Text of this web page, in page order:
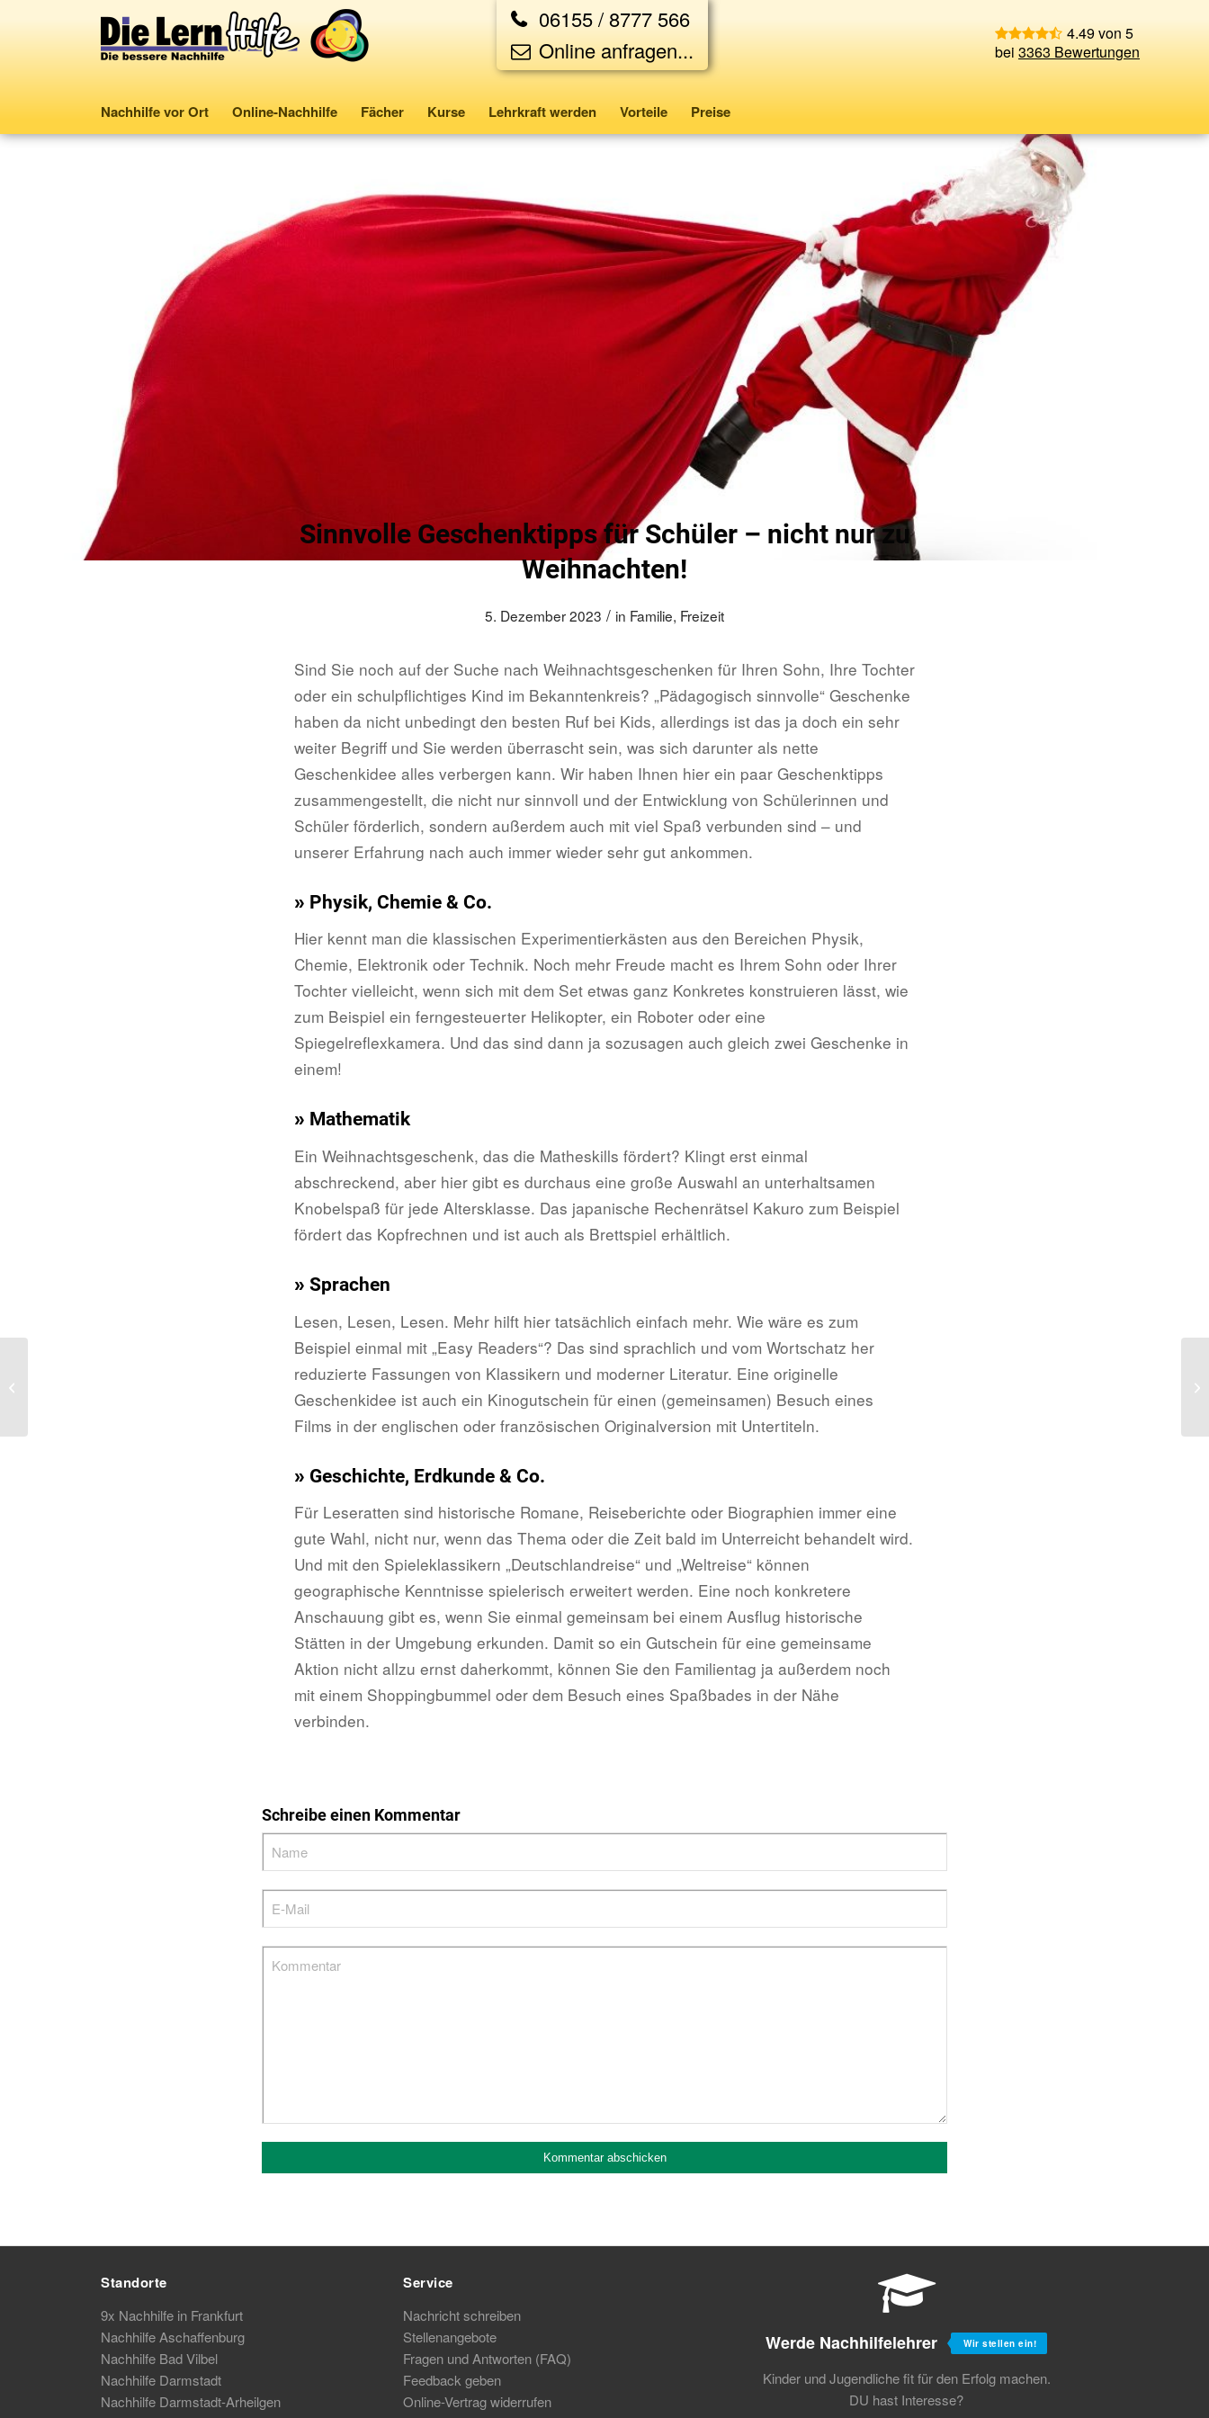
Nachhilfe vor Ort Online-Nachhilfe Fächer Kurse Lehrkraft werden Vorteile Preise
4.49 von 5
bei 3363 Bewertungen
06155 / 8777 566
Online anfragen...
Sinnvolle Geschenktipps für Schüler – nicht nur zu
Weihnachten!
5. Dezember 2023 / in Familie, Freizeit
Sind Sie noch auf der Suche nach Weihnachtsgeschenken für Ihren Sohn, Ihre Tochter
oder ein schulpflichtiges Kind im Bekanntenkreis? „Pädagogisch sinnvolle“ Geschenke
haben da nicht unbedingt den besten Ruf bei Kids, allerdings ist das ja doch ein sehr
weiter Begriff und Sie werden überrascht sein, was sich darunter als nette
Geschenkidee alles verbergen kann. Wir haben Ihnen hier ein paar Geschenktipps
zusammengestellt, die nicht nur sinnvoll und der Entwicklung von Schülerinnen und
Schüler förderlich, sondern außerdem auch mit viel Spaß verbunden sind – und
unserer Erfahrung nach auch immer wieder sehr gut ankommen.
» Physik, Chemie & Co.
Hier kennt man die klassischen Experimentierkästen aus den Bereichen Physik,
Chemie, Elektronik oder Technik. Noch mehr Freude macht es Ihrem Sohn oder Ihrer
Tochter vielleicht, wenn sich mit dem Set etwas ganz Konkretes konstruieren lässt, wie
zum Beispiel ein ferngesteuerter Helikopter, ein Roboter oder eine
Spiegelreflexkamera. Und das sind dann ja sozusagen auch gleich zwei Geschenke in
einem!
» Mathematik
Ein Weihnachtsgeschenk, das die Matheskills fördert? Klingt erst einmal
abschreckend, aber hier gibt es durchaus eine große Auswahl an unterhaltsamen
Knobelspaß für jede Altersklasse. Das japanische Rechenrätsel Kakuro zum Beispiel
fördert das Kopfrechnen und ist auch als Brettspiel erhältlich.
» Sprachen
Lesen, Lesen, Lesen. Mehr hilft hier tatsächlich einfach mehr. Wie wäre es zum
Beispiel einmal mit „Easy Readers“? Das sind sprachlich und vom Wortschatz her
reduzierte Fassungen von Klassikern und moderner Literatur. Eine originelle
Geschenkidee ist auch ein Kinogutschein für einen (gemeinsamen) Besuch eines
Films in der englischen oder französischen Originalversion mit Untertiteln.
» Geschichte, Erdkunde & Co.
Für Leseratten sind historische Romane, Reiseberichte oder Biographien immer eine
gute Wahl, nicht nur, wenn das Thema oder die Zeit bald im Unterreicht behandelt wird.
Und mit den Spieleklassikern „Deutschlandreise“ und „Weltreise“ können
geographische Kenntnisse spielerisch erweitert werden. Eine noch konkretere
Anschauung gibt es, wenn Sie einmal gemeinsam bei einem Ausflug historische
Stätten in der Umgebung erkunden. Damit so ein Gutschein für eine gemeinsame
Aktion nicht allzu ernst daherkommt, können Sie den Familientag ja außerdem noch
mit einem Shoppingbummel oder dem Besuch eines Spaßbades in der Nähe
verbinden.
Schreibe einen Kommentar
Standorte
9x Nachhilfe in Frankfurt
Nachhilfe Aschaffenburg
Nachhilfe Bad Vilbel
Nachhilfe Darmstadt
Nachhilfe Darmstadt-Arheilgen
Service
Nachricht schreiben
Stellenangebote
Fragen und Antworten (FAQ)
Feedback geben
Online-Vertrag widerrufen
Werde Nachhilfelehrer Wir stellen ein!
Kinder und Jugendliche fit für den Erfolg machen.
DU hast Interesse?